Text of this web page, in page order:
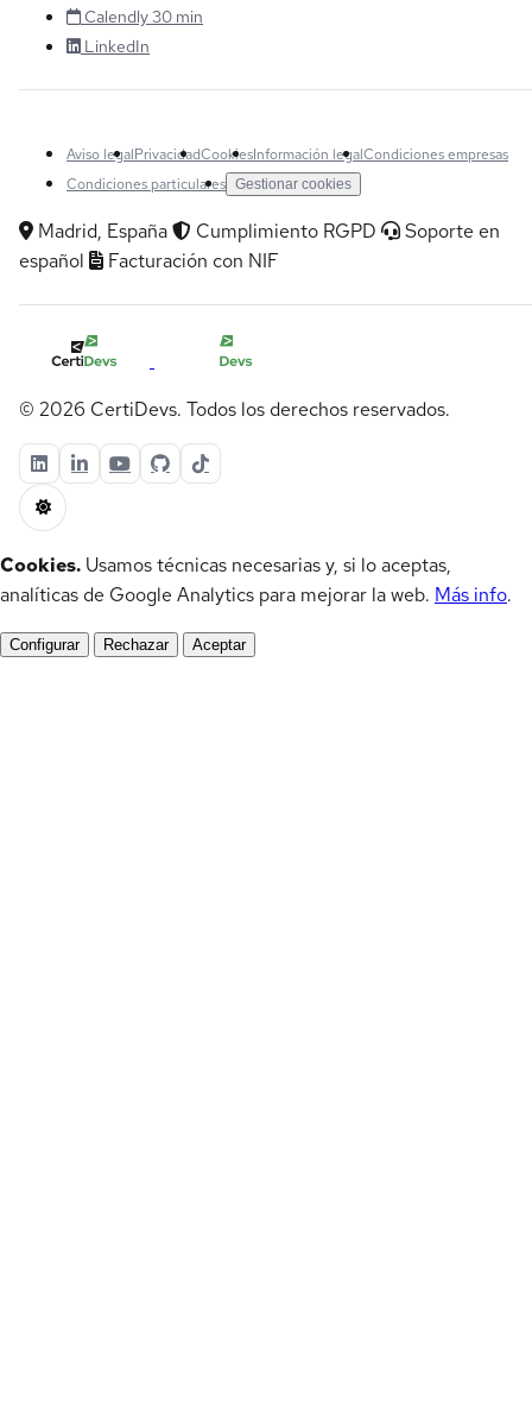
Calendly 30 min
LinkedIn
Aviso legalPrivacidadCookiesInformación legalCondiciones empresas
Condiciones particulares Gestionar cookies
Madrid, España Cumplimiento RGPD
Soporte en
español
Facturación con NIF
© 2026 CertiDevs. Todos los derechos reservados.
Cookies. Usamos técnicas necesarias y, si lo aceptas,
analíticas de Google Analytics para mejorar la web. Más info.
Configurar Rechazar Aceptar